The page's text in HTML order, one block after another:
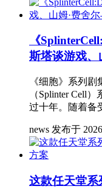
《
斯塔谈游戏、
《细胞》系列
（Splinter Cell
过十年。随着备
news 发布于
这款任天堂